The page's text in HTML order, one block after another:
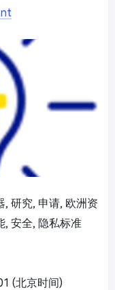
, 研究, 申请, 欧洲资
, 安全, 隐私标准
(北京时间)